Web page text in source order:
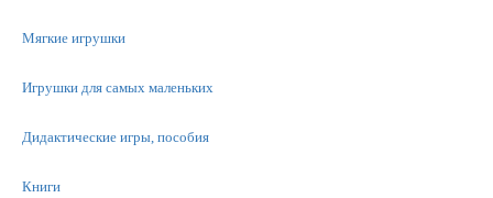
Мягкие игрушки
Игрушки для самых маленьких
Дидактические игры, пособия
Книги